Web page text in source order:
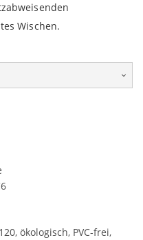
Wischen.
ökologisch, PVC-frei,